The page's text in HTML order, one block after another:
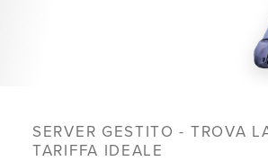
SERVER GESTITO - TROVA
TARIFFA IDEALE